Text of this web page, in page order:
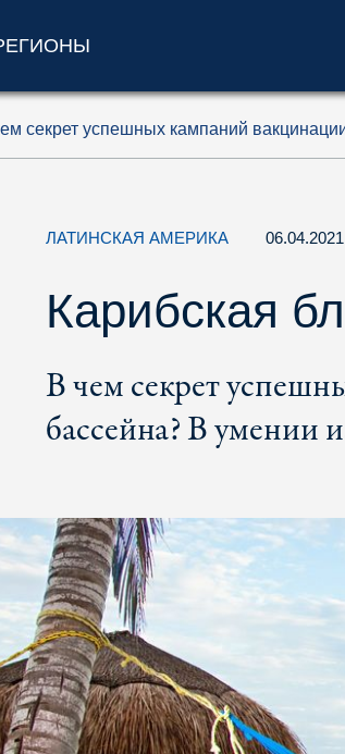
(ключ доступа '1')
(ключ доступа '2')
секрет успешных кампаний
ЛАТИНСКАЯ АМЕРИКА 06.04.2021
Карибская
В чем секрет
бассейна? В умении